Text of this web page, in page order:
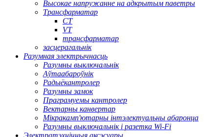
Высокае напружанне на адкрытым паветры
Трансфарматар
CT
VT
трансфарматар
засцерагальнік
Разумная электрычнасць
Разумны выключальнік
Аўтаабароўнік
Радыёкантролер
Разумны замок
Праграмуемы кантролер
Вектарны канвертар
Мікракамп'ютарны інтэлектуальны абаронца
Разумны выключальнік і разетка Wi-Fi